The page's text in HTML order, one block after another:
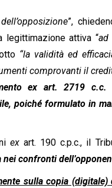
”,
legittimazione attiva “ad
“la validità ed
comprovanti il
ex art. 2719 c.c.
poiché formulato in
exart. 190 c.p.c., il
confronti
sulla copia (digitale)